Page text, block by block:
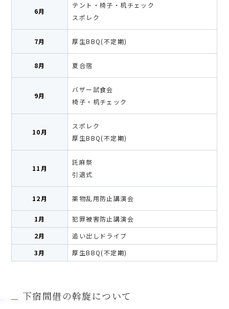
6月
テント・椅子・机チェック
スポレク
7月 厚生BBQ(不定期)
8月 夏合宿
9月
バザー試食会
椅子・机チェック
10月
スポレク
厚生BBQ(不定期)
11月
託麻祭
引退式
12月 薬物乱用防止講演会
1月
犯罪被害防止講演会
2月
追い出しドライブ
3月
厚生BBQ(不定期)
下宿間借の斡旋について